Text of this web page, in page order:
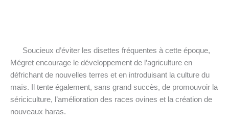
Soucieux d’éviter les disettes fréquentes à cette époque,
Mégret encourage le développement de l’agriculture en
défrichant de nouvelles terres et en introduisant la culture du
maïs. Il tente également, sans grand succès, de promouvoir la
sériciculture, l’amélioration des races ovines et la création de
nouveaux haras.